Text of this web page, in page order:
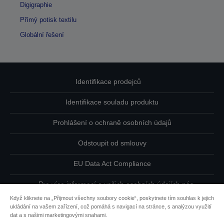
Digigraphie
Přímý potisk textilu
Globální řešení
Identifikace prodejců
Identifikace souladu produktu
Prohlášení o ochraně osobních údajů
Odstoupit od smlouvy
EU Data Act Compliance
Pro více informací o vašich osobních údajích nás
Informace o souborech cookie
Když kliknete na „Přijmout všechny soubory cookie“, poskytnete tím souhlas k jejich
ukládání na vašem zařízení, což pomáhá s navigací na stránce, s analýzou využití
dat a s našimi marketingovými snahami.